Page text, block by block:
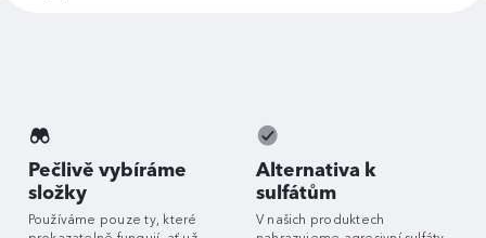
Pečlivě vybíráme
složky
Používáme pouze ty, které
Alternativa k
sulfátům
V našich produktech